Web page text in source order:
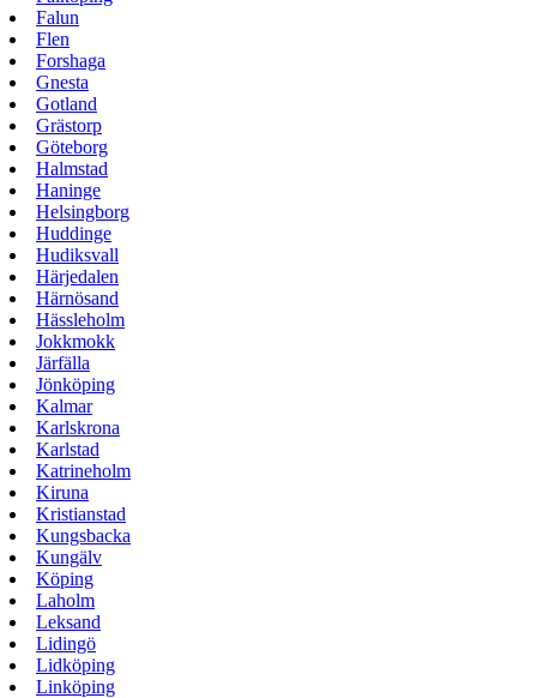
Falun
Flen
Forshaga
Gnesta
Gotland
Grästorp
Göteborg
Halmstad
Haninge
Helsingborg
Huddinge
Hudiksvall
Härjedalen
Härnösand
Hässleholm
Jokkmokk
Järfälla
Jönköping
Kalmar
Karlskrona
Karlstad
Katrineholm
Kiruna
Kristianstad
Kungsbacka
Kungälv
Köping
Laholm
Leksand
Lidingö
Lidköping
Linköping